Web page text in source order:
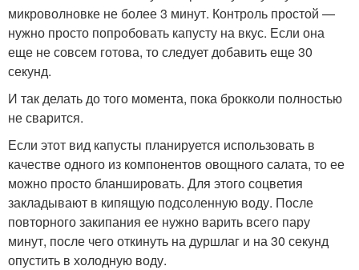
микроволновке не более 3 минут. Контроль простой —
нужно просто попробовать капусту на вкус. Если она
еще не совсем готова, то следует добавить еще 30
секунд.
И так делать до того момента, пока брокколи полностью
не сварится.
Если этот вид капусты планируется использовать в
качестве одного из компонентов овощного салата, то ее
можно просто бланшировать. Для этого соцветия
закладывают в кипящую подсоленную воду. После
повторного закипания ее нужно варить всего пару
минут, после чего откинуть на дуршлаг и на 30 секунд
опустить в холодную воду.